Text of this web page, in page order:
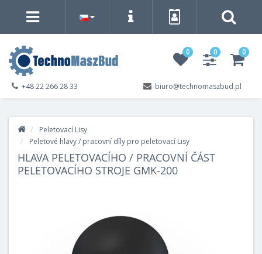
0 0 0
biuro@technomaszbud.pl
+48 22 266 28 33
Peletovací Lisy
Peletové hlavy / pracovní díly pro peletovací Lisy
HLAVA PELETOVACÍHO / PRACOVNÍ ČÁST
PELETOVACÍHO STROJE GMK-200